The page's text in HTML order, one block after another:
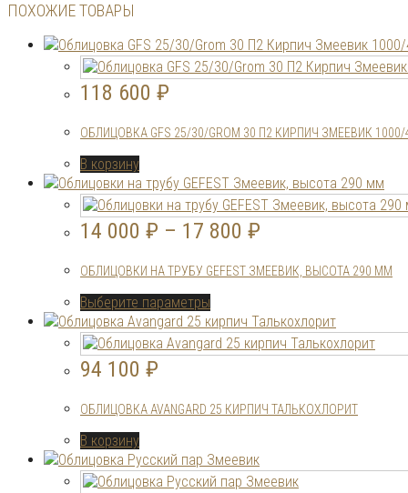
ПОХОЖИЕ ТОВАРЫ
118 600 ₽
ОБЛИЦОВКА GFS 25/30/GROM 30 П2 КИРПИЧ ЗМЕЕВИК 1000/
В корзину
14 000 ₽ – 17 800 ₽
ОБЛИЦОВКИ НА ТРУБУ GEFEST ЗМЕЕВИК, ВЫСОТА 290 ММ
Выберите параметры
товар
имеет
несколько
можно
странице
товара.
94 100 ₽
ОБЛИЦОВКА AVANGARD 25 КИРПИЧ ТАЛЬКОХЛОРИТ
В корзину